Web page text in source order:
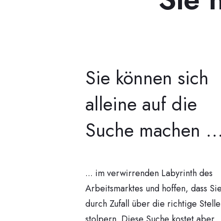
Sie können sich
alleine auf die
Suche machen
... im verwirrenden Labyrinth des
Arbeitsmarktes und hoffen, dass
durch Zufall über die richtige Stelle